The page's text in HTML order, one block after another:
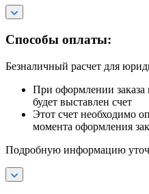
Способы оплаты:
Безналичный расчет для
При оформлении заказа
будет выставлен счет
Этот счет необходимо
момента оформления
Подробную информацию